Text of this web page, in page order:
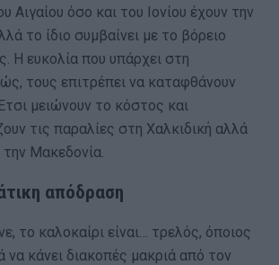
Αιγαίου όσο και του Ιονίου έχουν την
το ίδιο συμβαίνει με το βόρειο
Η ευκολία που υπάρχει στη
τους επιτρέπει να καταφθάνουν
μειώνουν το κόστος και
τις παραλίες στη Χαλκιδική αλλά
Μακεδονία.
απόδραση
το καλοκαίρι είναι… τρελός, όποιος
να κάνει διακοπές μακριά από τον